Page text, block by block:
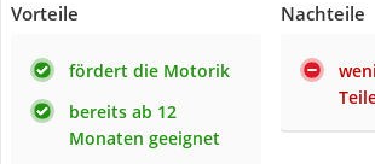
Vorteile
fördert die Motorik
bereits ab 12
Monaten geeignet
Nachteile